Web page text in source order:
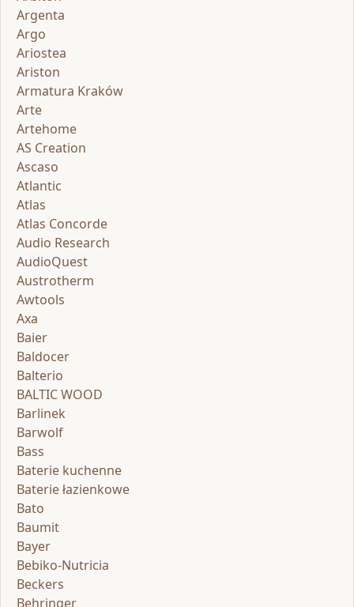
Argenta
Argo
Ariostea
Ariston
Armatura Kraków
Arte
Artehome
AS Creation
Ascaso
Atlantic
Atlas
Atlas Concorde
Audio Research
AudioQuest
Austrotherm
Awtools
Axa
Baier
Baldocer
Balterio
BALTIC WOOD
Barlinek
Barwolf
Bass
Baterie kuchenne
Baterie łazienkowe
Bato
Baumit
Bayer
Bebiko-Nutricia
Beckers
Behringer